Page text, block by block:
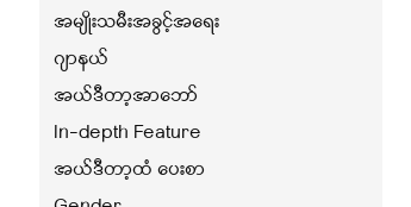
အမျိုးသမီးအခွင့်အရေး
ဂျာနယ်
အယ်ဒီတာ့အာဘော်
In-depth Feature
အယ်ဒီတာ့ထံ ပေးစာ